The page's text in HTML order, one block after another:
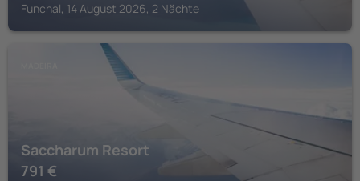
Funchal, 14 August 2026, 2 Nächte
Saccharum Resort
791 €